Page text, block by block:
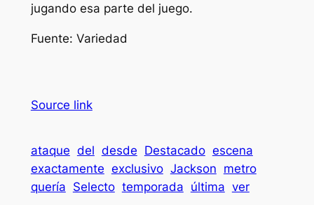
jugando esa parte del juego.
Fuente: Variedad
Source link
ataque del desde Destacado escena
exactamente exclusivo Jackson metro
quería Selecto temporada última ver